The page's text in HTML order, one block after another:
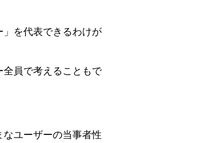
を代表できるわけが
全員で考えることもで
ユーザーの当事者性